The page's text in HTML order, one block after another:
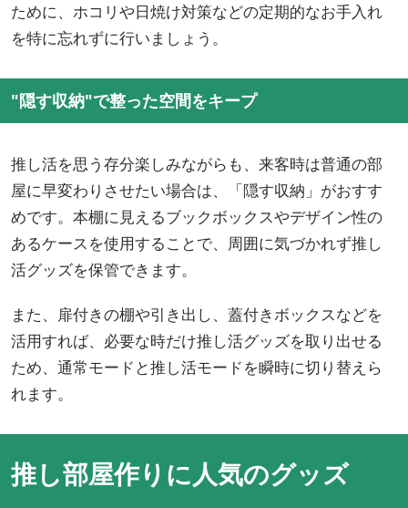
ために、ホコリや日焼け対策などの定期的なお手入れ
を特に忘れずに行いましょう。
"隠す収納"で整った空間をキープ
推し活を思う存分楽しみながらも、来客時は普通の部
屋に早変わりさせたい場合は、「隠す収納」がおすす
めです。本棚に見えるブックボックスやデザイン性の
あるケースを使用することで、周囲に気づかれず推し
活グッズを保管できます。
また、扉付きの棚や引き出し、蓋付きボックスなどを
活用すれば、必要な時だけ推し活グッズを取り出せる
ため、通常モードと推し活モードを瞬時に切り替えら
れます。
推し部屋作りに人気のグッズ